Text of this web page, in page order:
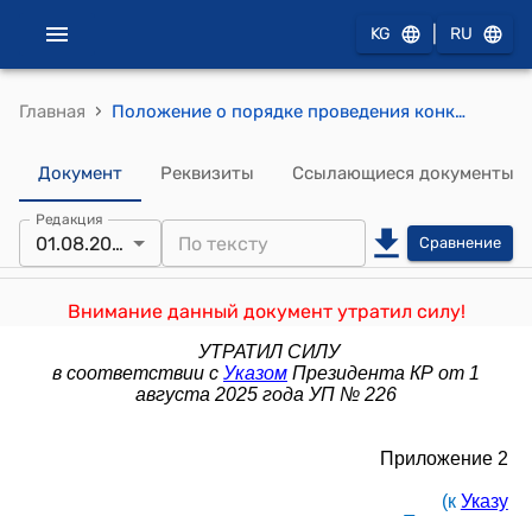
KG RU
Главная › Положение о порядке проведения конкурса для включения кандидатов в муниципальный резерв кадров для назначения на должности мэров городов, их заместителей и глав айыл окмоту, его формирования и функционирования (к Указу Президента Кыргызской Республики от 5 ноября 2021 года № 521)
Документ Реквизиты Ссылающиеся документы
Редакция
01.08.2025 Сравнение
Внимание данный документ утратил силу!